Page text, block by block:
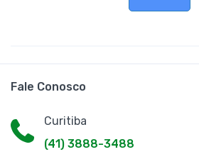
Fale Conosco
Curitiba
(41) 3888-3488